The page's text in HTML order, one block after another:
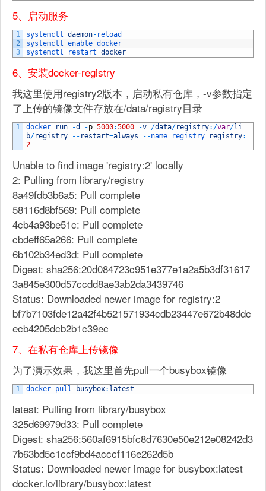
5、启动服务
1
2
3
systemctl daemon- reload
systemctl enable docker
systemctl
restart docker
6、安装docker-registry
我这里使用registry2版本，启动私有仓库，-v参数指定
了上传的镜像文件存放在/data/registry目录
1 docker run -d -p 5000:5000 -v /data/registry: /var/li
b/registry -- restart=always --name registry registry:
2
Unable to find image 'registry:2' locally
2: Pulling from library/registry
8a49fdb3b6a5: Pull complete
58116d8bf569: Pull complete
4cb4a93be51c: Pull complete
cbdeff65a266: Pull complete
6b102b34ed3d: Pull complete
Digest: sha256:20d084723c951e377e1a2a5b3df31617
3a845e300d57ccdd8ae3ab2da3439746
Status: Downloaded newer image for registry:2
bf7b7103fde12a42f4b521571934cdb23447e672b48ddc
ecb4205dcb2b1c39ec
7、在私有仓库上传镜像
为了演示效果，我这里首先pull一个busybox镜像
1 docker pull busybox: latest
latest: Pulling from library/busybox
325d69979d33: Pull complete
Digest: sha256:560af6915bfc8d7630e50e212e08242d3
7b63bd5c1ccf9bd4acccf116e262d5b
Status: Downloaded newer image for busybox:latest
docker.io/library/busybox:latest